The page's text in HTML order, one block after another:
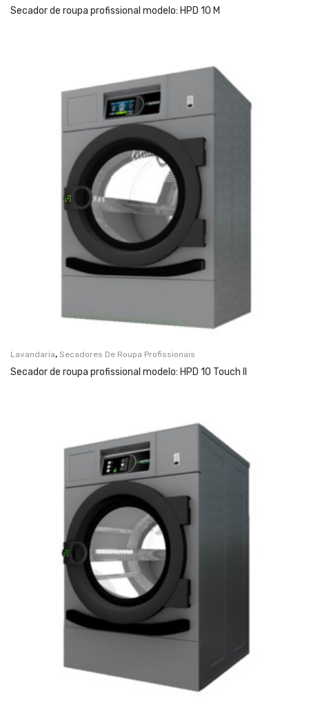
Secador de roupa profissional modelo: HPD 10 M
Lavandaria, Secadores De Roupa Profissionais
Secador de roupa profissional modelo: HPD 10 Touch II